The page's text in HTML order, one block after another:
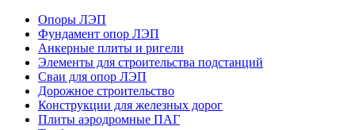
Опоры ЛЭП
Фундамент опор ЛЭП
Анкерные плиты и ригели
Элементы для строительства подстанций
Сваи для опор ЛЭП
Дорожное строительство
Конструкции для железных дорог
Плиты аэродромные ПАГ